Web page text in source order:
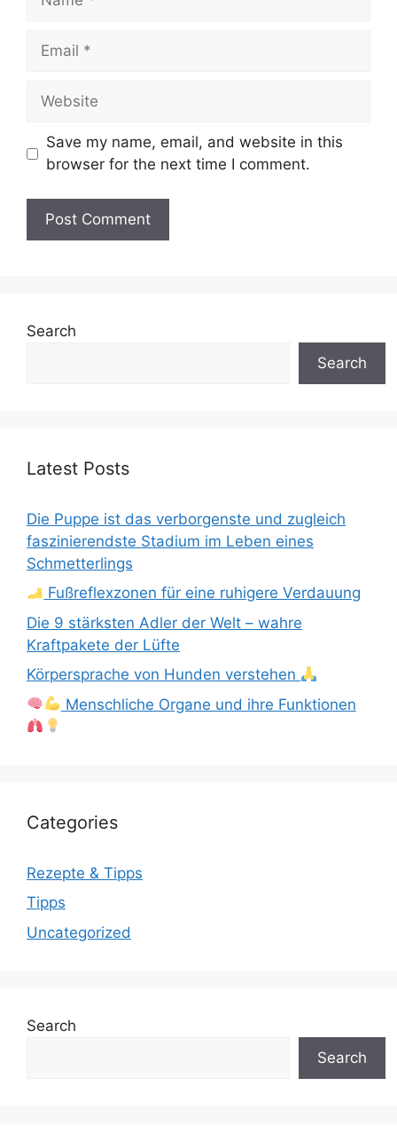
Email
Website
Save my name, email, and website in this
browser for the next time I comment.
Search
Search
Latest Posts
Die Puppe ist das verborgenste und zugleich
faszinierendste Stadium im Leben eines
Schmetterlings
Fußreflexzonen für eine ruhigere Verdauung
Die 9 stärksten Adler der Welt – wahre
Kraftpakete der Lüfte
Körpersprache von Hunden verstehen
Menschliche Organe und ihre Funktionen
Categories
Rezepte & Tipps
Tipps
Uncategorized
Search
Search